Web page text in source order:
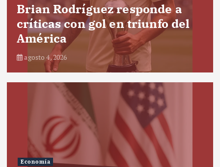
Brian Rodríguez responde a
críticas con gol en triunfo del
América
agosto 4, 2026
Economía